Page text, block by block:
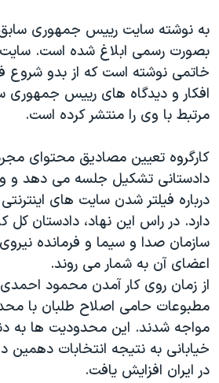
اسرائیل در جنگ
نرگس محمدی برنده جایزه نوبل صلح
همایش محافظه‌کاران آمریکا «سی‌پک»
صفحه‌های ویژه
به نوشته سایت رییس جمهوری سابق
بصورت رسمی ابلاغ شده است.
خاتمی نوشته است که از بدو شروع
افکار و دیدگاه های رییس جمهوری
مرتبط با وی را منتشر کرده است.
کارگروه تعیین مصادیق محتوای
دادستانی تشکیل جلسه می دهد و
درباره فیلتر شدن سایت های اینترنتی
دارد. در راس این نهاد، دادستان کل
سازمان صدا و سيما و فرمانده نيروی
اعضای آن به شمار می روند.
از زمان روی کار آمدن محمود احمدی
مطبوعات حامی اصلاح طلبان با
مواجه شدند. این محدودیت ها به
خیابانی به نتیجه انتخابات
در ایران افزایش یافت.